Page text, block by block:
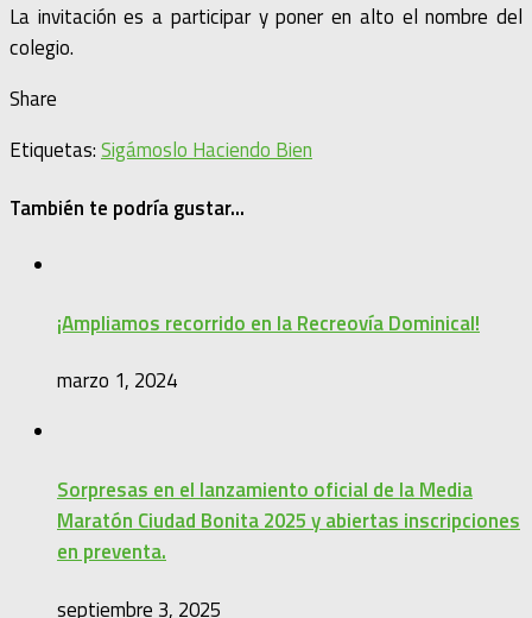
La invitación es a participar y poner en alto el nombre del
colegio.
Share
Etiquetas:Sigámoslo Haciendo Bien
También te podría gustar...
¡Ampliamos recorrido en la Recreovía Dominical!
marzo 1, 2024
Sorpresas en el lanzamiento oficial de la Media
Maratón Ciudad Bonita 2025 y abiertas inscripciones
en preventa.
septiembre 3, 2025